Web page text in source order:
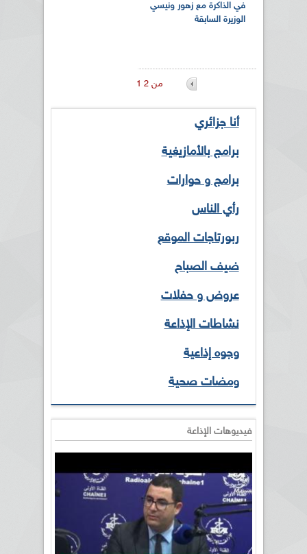
في الذاكرة مع زهور ونيسي
الوزيرة السابقة
1 من 2
أنا جزائري
برامج بالأمازيغية
برامج و حوارات
رأي الناس
ربورتاجات الموقع
ضيف الصباح
عروض و حفلات
نشاطات الإذاعة
وجوه إذاعية
ومضات صحية
فيديوهات الإذاعة